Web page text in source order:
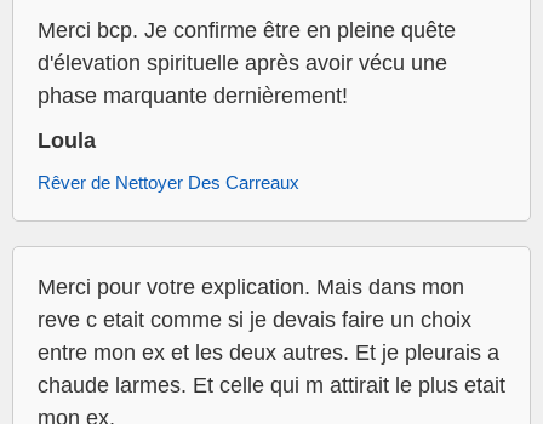
Merci bcp. Je confirme être en pleine quête
d'élevation spirituelle après avoir vécu une
phase marquante dernièrement!
Loula
Rêver de Nettoyer Des Carreaux
Merci pour votre explication. Mais dans mon
reve c etait comme si je devais faire un choix
entre mon ex et les deux autres. Et je pleurais a
chaude larmes. Et celle qui m attirait le plus etait
mon ex.